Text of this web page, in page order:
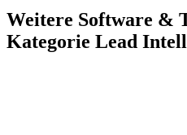
Weitere Software &
Kategorie Lead